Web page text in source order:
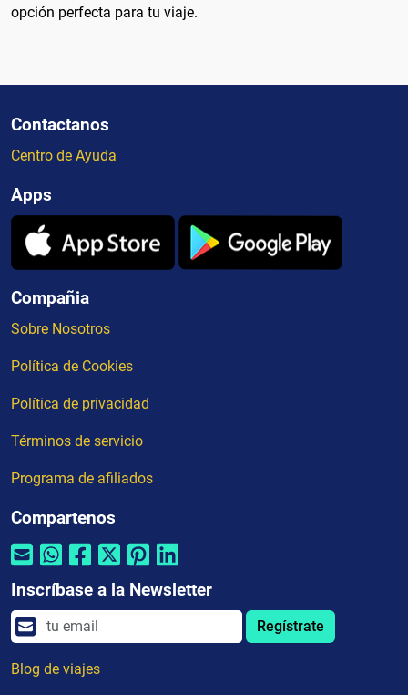
opción perfecta para tu viaje.
Contactanos
Centro de Ayuda
Apps
Compañia
Sobre Nosotros
Política de Cookies
Política de privacidad
Términos de servicio
Programa de afiliados
Compartenos
Inscríbase a la Newsletter
Regístrate
Blog de viajes